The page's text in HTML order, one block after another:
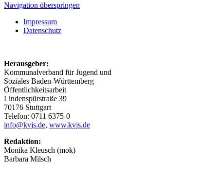
Navigation überspringen
Impressum
Datenschutz
Herausgeber:
Kommunalverband für Jugend und
Soziales Baden-Württemberg
Öffentlichkeitsarbeit
Lindenspürstraße 39
70176 Stuttgart
Telefon: 0711 6375-0
info@kvjs.de, www.kvjs.de
Redaktion:
Monika Kleusch (mok)
Barbara Milsch